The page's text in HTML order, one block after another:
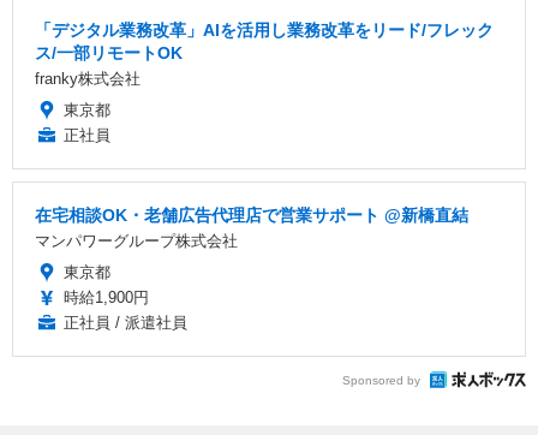
「デジタル業務改革」AIを活用し業務改革をリード/フレック
ス/一部リモートOK
franky株式会社
東京都
正社員
在宅相談OK・老舗広告代理店で営業サポート @新橋直結
マンパワーグループ株式会社
東京都
時給1,900円
正社員 / 派遣社員
Sponsored by